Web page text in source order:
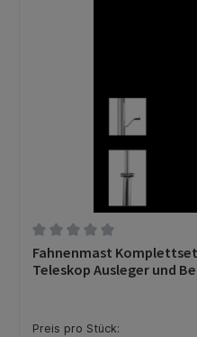
Durchschnittliche
Fahnenmast
Teleskop Ausleger und
Preis pro Stück: